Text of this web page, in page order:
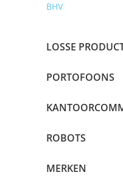
BHV
LOSSE
PORTOFOONS
ROBOTS
MERKEN